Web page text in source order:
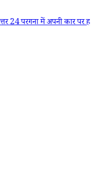
कार पर हमले का